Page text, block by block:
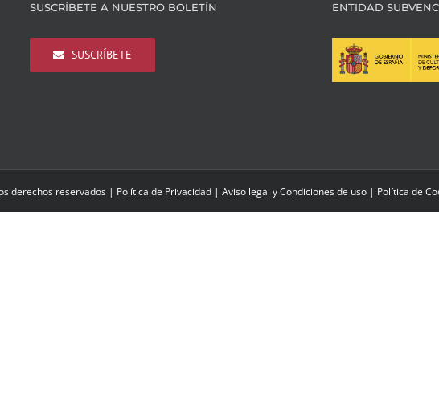
SUSCRÍBETE A NUESTRO BOLETÍN
SUSCRÍBETE
ENTIDAD
derechos reservados | Política de Privacidad | Aviso legal y Condiciones de uso | Política de